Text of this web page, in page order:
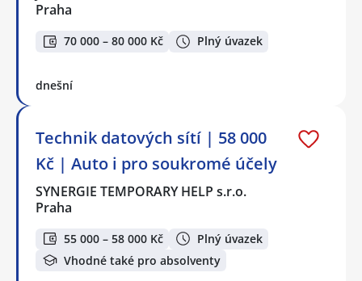
Praha
70 000 – 80 000 Kč Plný úvazek
dnešní
Technik datových sítí | 58 000
Kč | Auto i pro soukromé účely
SYNERGIE TEMPORARY HELP s.r.o.
Praha
55 000 – 58 000 Kč
Plný úvazek
Vhodné také pro absolventy